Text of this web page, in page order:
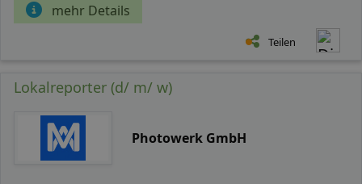
mehr Details
Teilen
Lokalreporter (d/ m/ w)
Photowerk GmbH